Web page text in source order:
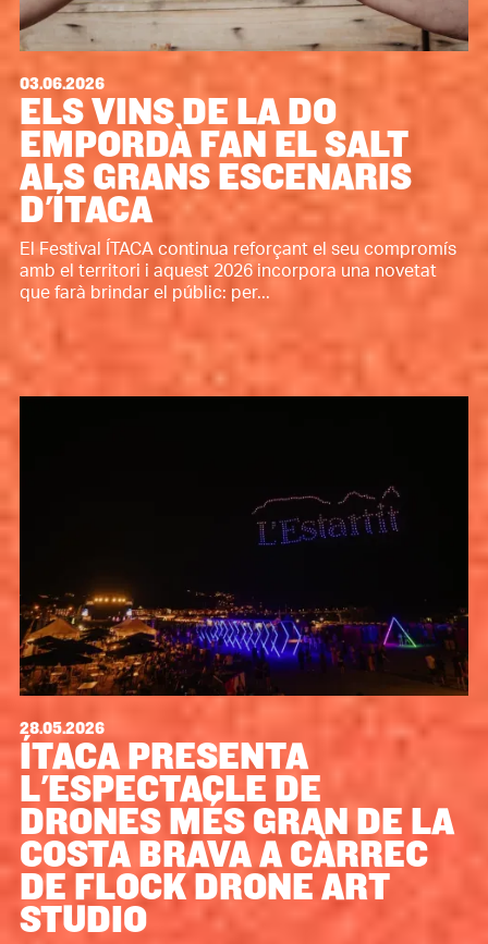
03.06.2026
ELS VINS DE LA DO
EMPORDÀ FAN EL SALT
ALS GRANS ESCENARIS
D'ÍTACA
El Festival ÍTACA continua reforçant el seu compromís
amb el territori i aquest 2026 incorpora una novetat
que farà brindar el públic: per...
28.05.2026
ÍTACA PRESENTA
L'ESPECTACLE DE
DRONES MÉS GRAN DE LA
COSTA BRAVA A CÀRREC
DE FLOCK DRONE ART
STUDIO